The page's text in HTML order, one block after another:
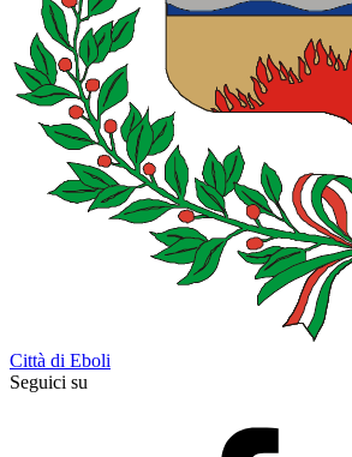
Città di Eboli
Seguici su